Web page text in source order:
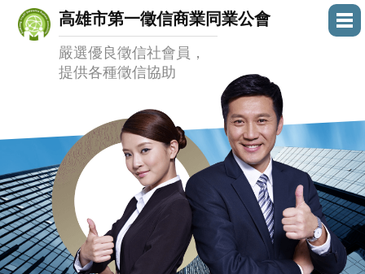
高雄市第一徵信商業同業公會
嚴選優良徵信社會員，
提供各種徵信協助